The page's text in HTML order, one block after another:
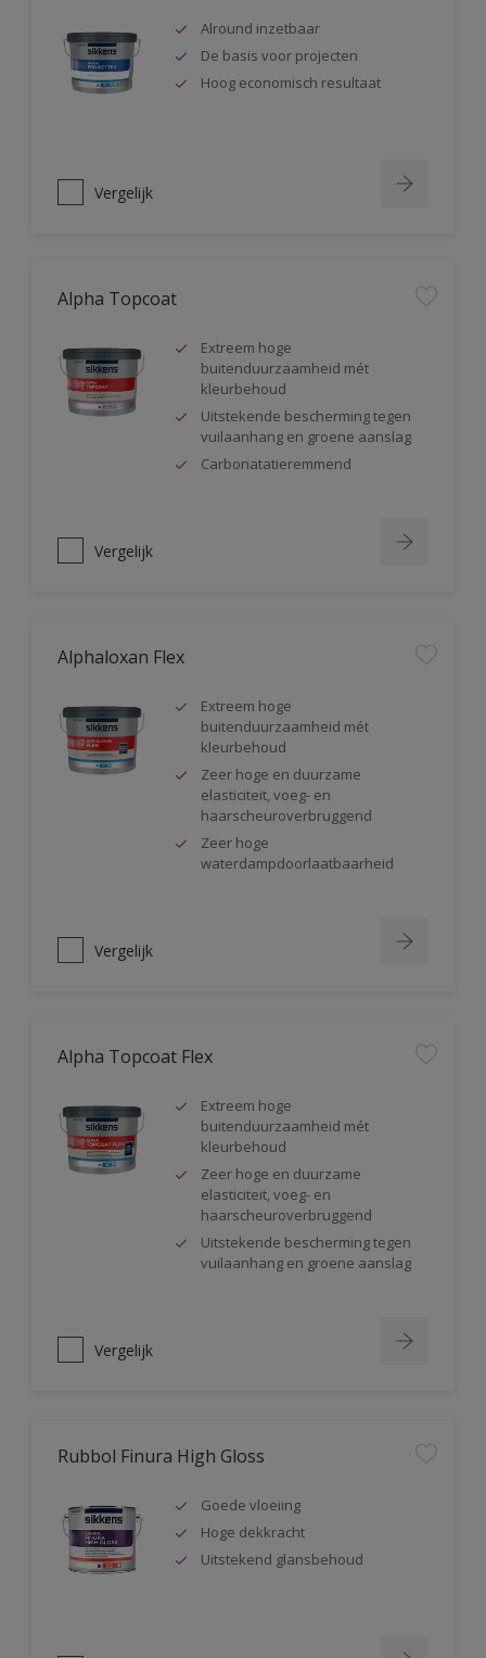
Alround inzetbaar
De basis voor projecten
Hoog economisch resultaat
Vergelijk
Alpha Topcoat
Extreem hoge
buitenduurzaamheid mét
kleurbehoud
Uitstekende bescherming tegen
vuilaanhang en groene aanslag
Carbonatatieremmend
Vergelijk
Alphaloxan Flex
Extreem hoge
buitenduurzaamheid mét
kleurbehoud
Zeer hoge en duurzame
elasticiteit, voeg- en
haarscheuroverbruggend
Zeer hoge
waterdampdoorlaatbaarheid
Vergelijk
Alpha Topcoat Flex
Extreem hoge
buitenduurzaamheid mét
kleurbehoud
Zeer hoge en duurzame
elasticiteit, voeg- en
haarscheuroverbruggend
Uitstekende bescherming tegen
vuilaanhang en groene aanslag
Vergelijk
Rubbol Finura High Gloss
Goede vloeiing
Hoge dekkracht
Uitstekend glansbehoud